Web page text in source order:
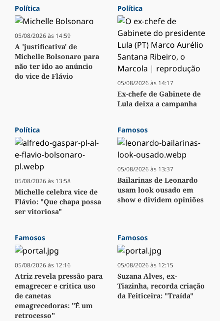
Política
05/08/2026 às 14:59
A 'justificativa' de
Michelle Bolsonaro para
não ter ido ao anúncio
do vice de Flávio
Política
05/08/2026 às 14:17
Ex-chefe de Gabinete de
Lula deixa a campanha
Política
05/08/2026 às 13:58
Michelle celebra vice de
Flávio: "Que chapa possa
ser vitoriosa"
Famosos
05/08/2026 às 13:37
Bailarinas de Leonardo
usam look ousado em
show e dividem opiniões
Famosos
05/08/2026 às 12:16
Atriz revela pressão para
emagrecer e critica uso
de canetas
emagrecedoras: "É um
retrocesso"
Famosos
05/08/2026 às 12:15
Suzana Alves, ex-
Tiazinha, recorda criação
da Feiticeira: "Traída"